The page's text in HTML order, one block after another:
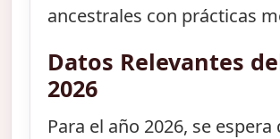
ancestrales con prácticas
Datos Relevantes
2026
Para el año 2026, se espera